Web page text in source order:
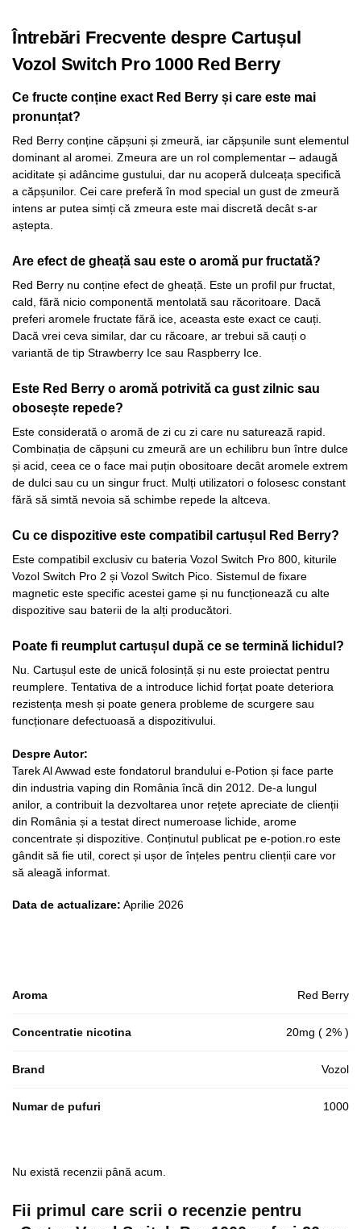
Întrebări Frecvente despre Cartușul
Vozol Switch Pro 1000 Red Berry
Ce fructe conține exact Red Berry și care este mai
pronunțat?
Red Berry conține căpșuni și zmeură, iar căpșunile sunt elementul
dominant al aromei. Zmeura are un rol complementar – adaugă
aciditate și adâncime gustului, dar nu acoperă dulceața specifică
a căpșunilor. Cei care preferă în mod special un gust de zmeură
intens ar putea simți că zmeura este mai discretă decât s-ar
aștepta.
Are efect de gheață sau este o aromă pur fructată?
Red Berry nu conține efect de gheață. Este un profil pur fructat,
cald, fără nicio componentă mentolată sau răcoritoare. Dacă
preferi aromele fructate fără ice, aceasta este exact ce cauți.
Dacă vrei ceva similar, dar cu răcoare, ar trebui să cauți o
variantă de tip Strawberry Ice sau Raspberry Ice.
Este Red Berry o aromă potrivită ca gust zilnic sau
obosește repede?
Este considerată o aromă de zi cu zi care nu saturează rapid.
Combinația de căpșuni cu zmeură are un echilibru bun între dulce
și acid, ceea ce o face mai puțin obositoare decât aromele extrem
de dulci sau cu un singur fruct. Mulți utilizatori o folosesc constant
fără să simtă nevoia să schimbe repede la altceva.
Cu ce dispozitive este compatibil cartușul Red Berry?
Este compatibil exclusiv cu bateria Vozol Switch Pro 800, kiturile
Vozol Switch Pro 2 și Vozol Switch Pico. Sistemul de fixare
magnetic este specific acestei game și nu funcționează cu alte
dispozitive sau baterii de la alți producători.
Poate fi reumplut cartușul după ce se termină lichidul?
Nu. Cartușul este de unică folosință și nu este proiectat pentru
reumplere. Tentativa de a introduce lichid forțat poate deteriora
rezistența mesh și poate genera probleme de scurgere sau
funcționare defectuoasă a dispozitivului.
Despre Autor:
Tarek Al Awwad este fondatorul brandului e-Potion și face parte
din industria vaping din România încă din 2012. De-a lungul
anilor, a contribuit la dezvoltarea unor rețete apreciate de clienții
din România și a testat direct numeroase lichide, arome
concentrate și dispozitive. Conținutul publicat pe e-potion.ro este
gândit să fie util, corect și ușor de înțeles pentru clienții care vor
să aleagă informat.
Data de actualizare: Aprilie 2026
Aroma Red Berry
Concentratie nicotina 20mg ( 2% )
Brand Vozol
Numar de pufuri 1000
Nu există recenzii până acum.
Fii primul care scrii o recenzie pentru